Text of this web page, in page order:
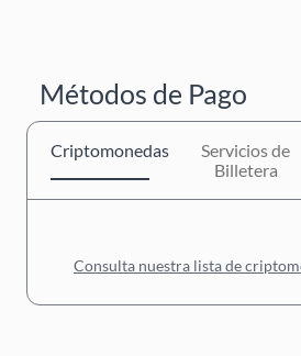
Métodos de Pago
Criptomonedas
Servicios de
Billetera
Consulta nuestra lista de